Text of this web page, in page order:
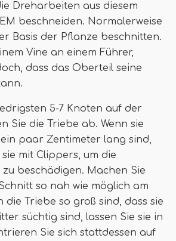
Dreharbeiten aus diesem
beschneiden. Normalerweise
Basis der Pflanze beschnitten.
Vine an einem Führer,
dass das Oberteil seine
5-7 Knoten auf der
Sie die Triebe ab. Wenn sie
paar Zentimeter lang sind,
mit Clippers, um die
beschädigen. Machen Sie
so nah wie möglich am
die Triebe so groß sind, dass sie
süchtig sind, lassen Sie sie in
Sie sich stattdessen auf